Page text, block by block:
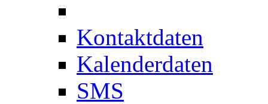
Kontaktdaten
Kalenderdaten
SMS